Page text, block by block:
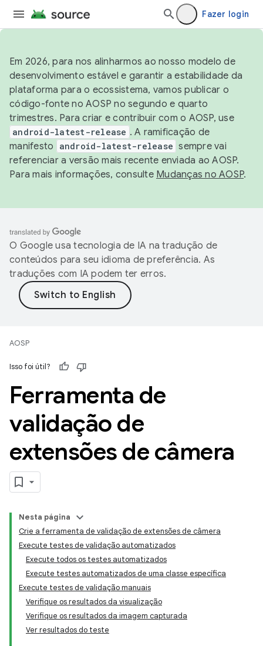
Fazer login
Em 2026, para nos alinharmos ao nosso modelo de
desenvolvimento estável e garantir a estabilidade da
plataforma para o ecossistema, vamos publicar o
código-fonte no AOSP no segundo e quarto
trimestres. Para criar e contribuir com o AOSP, use
android-latest-release . A ramificação de
manifesto
android-latest-release sempre vai
referenciar a versão mais recente enviada ao AOSP.
Para mais informações, consulte Mudanças no AOSP.
O Google usa tecnologia de IA na tradução de
conteúdos para seu idioma de preferência. As
traduções com IA podem ter erros.
AOSP
Isso foi útil?
Ferramenta de
validação de
extensões de câmera
Nesta página
Crie a ferramenta de validação de extensões de câmera
Execute testes de validação automatizados
Execute todos os testes automatizados
Execute testes automatizados de uma classe específica
Execute testes de validação manuais
Verifique os resultados da visualização
Verifique os resultados da imagem capturada
Ver resultados do teste